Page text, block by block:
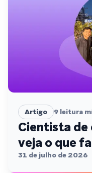
Artigo 9 leitura
Cientista de
veja o que
31 de julho de 2026